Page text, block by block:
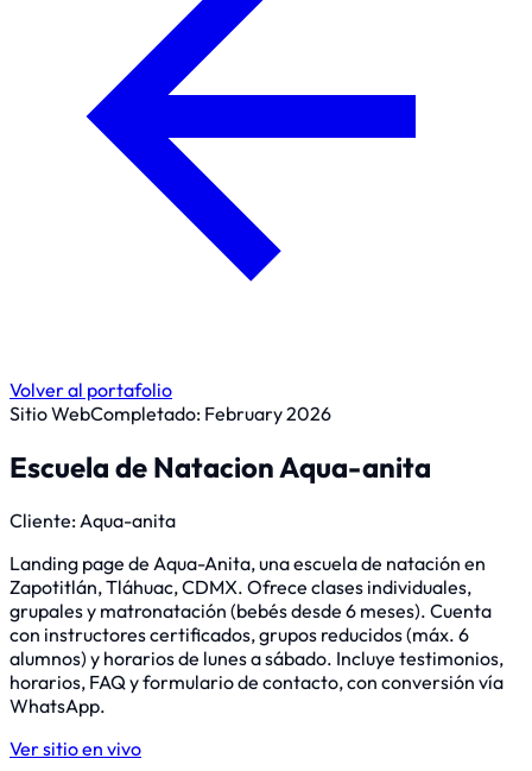
Volver al portafolio
Sitio WebCompletado: February 2026
Escuela de Natacion Aqua-anita
Cliente: Aqua-anita
Landing page de Aqua-Anita, una escuela de natación en
Zapotitlán, Tláhuac, CDMX. Ofrece clases individuales,
grupales y matronatación (bebés desde 6 meses). Cuenta
con instructores certificados, grupos reducidos (máx. 6
alumnos) y horarios de lunes a sábado. Incluye testimonios,
horarios, FAQ y formulario de contacto, con conversión vía
WhatsApp.
Ver sitio en vivo